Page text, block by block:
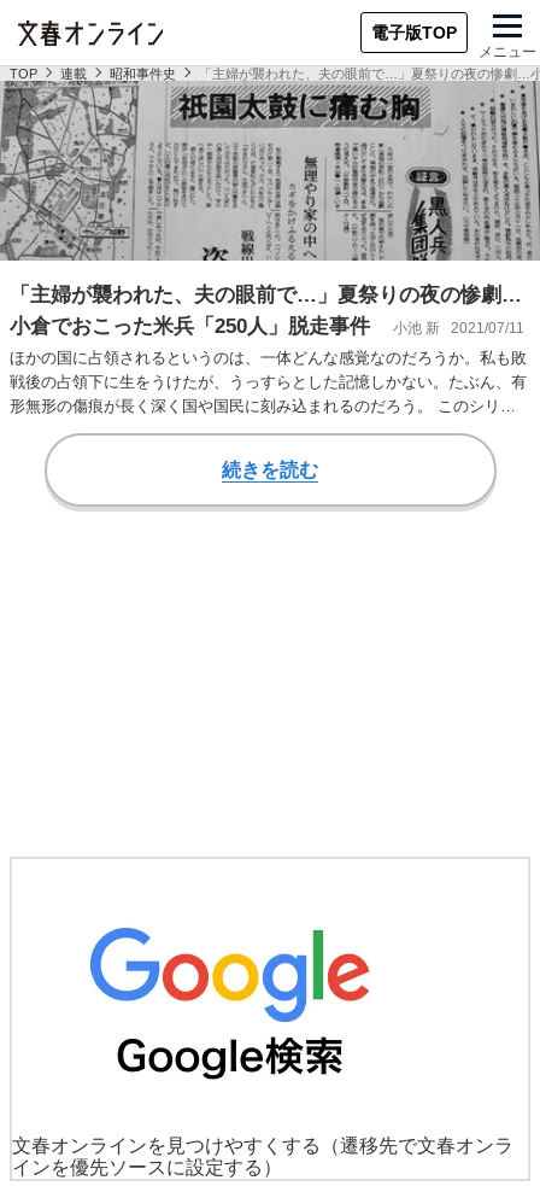
電子版TOP
メニュー
TOP 連載 昭和事件史 「主婦が襲われた、夫の眼前で…」夏祭りの夜の惨劇…
「主婦が襲われた、夫の眼前で…」夏祭りの夜の惨劇…
小倉でおこった米兵「250人」脱走事件
小池 新 2021/07/11
ほかの国に占領されるというのは、一体どんな感覚なのだろうか。私も敗
戦後の占領下に生をうけたが、うっすらとした記憶しかない。たぶん、有
形無形の傷痕が長く深く国や国民に刻み込まれるのだろう。 このシリー
ズは、事件が当時…
続きを読む
文春オンラインを見つけやすくする
（遷移先で文春オンラ
インを優先ソースに設定する）